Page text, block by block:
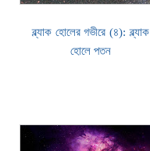
ব্ল্যাক হোলের গভীরে (৪): ব্ল্যাক
হোলে পতন